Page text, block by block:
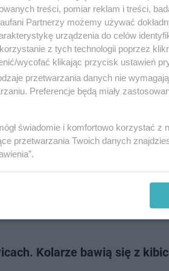
w Paryżu. Największa tego typu
liderką! Przed nią ostatni
liderki wyścigu kolarskiego Tour de
Le Grand-Bornand w Alpach polska
Kolarze bawią się z
treści, pomiar reklam i treści,
Partnerzy możemy używać
urządzenia do celów
z tych technologii poprzez
wycofać klikając przycisk ustawień
przetwarzania danych nie
Preferencje będą miały
świadomie i komfortowo korzystać z
przetwarzania Twoich danych